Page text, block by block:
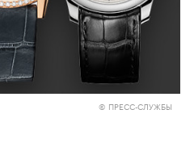
© ПРЕСС-СЛУЖБЫ